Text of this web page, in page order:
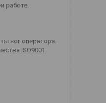
работе.
ног оператора.
ISO9001.